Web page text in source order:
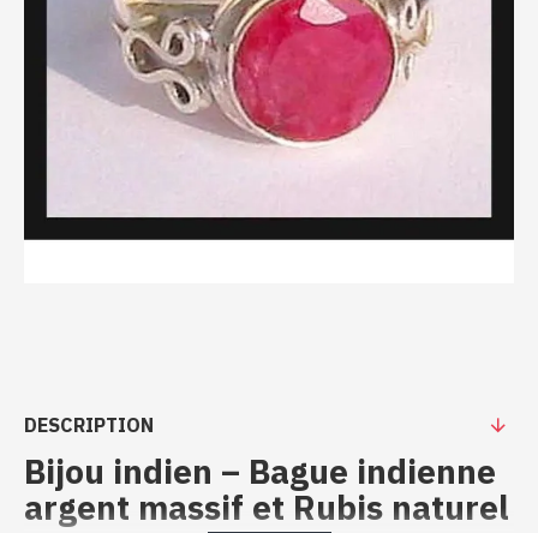
DESCRIPTION
Bijou indien – Bague indienne
argent massif et Rubis naturel